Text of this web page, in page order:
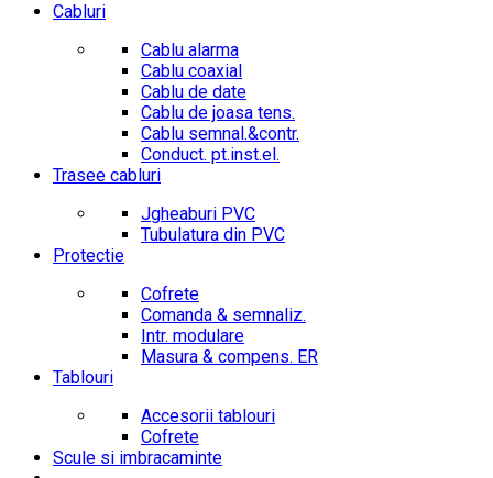
Cabluri
Cablu alarma
Cablu coaxial
Cablu de date
Cablu de joasa tens.
Cablu semnal.&contr.
Conduct. pt.inst.el.
Trasee cabluri
Jgheaburi PVC
Tubulatura din PVC
Protectie
Cofrete
Comanda & semnaliz.
Intr. modulare
Masura & compens. ER
Tablouri
Accesorii tablouri
Cofrete
Scule si imbracaminte